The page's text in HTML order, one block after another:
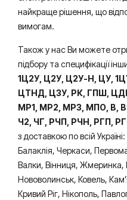
найкраще рішення, що
вимогам.
Також у нас Ви можете
підбору та специфікації
1Ц2У, Ц2У, Ц2У-Н, ЦУ,
ЦТНД, ЦЗУ, РК, ГПШ,
МР1, МР2, МР3, МПО, В,
Ч2, ЧГ, РЧП, РЧН, РГП,
з доставкою по всій
Балаклія, Черкаси,
Валки, Вінниця, Жмеринка,
Нововолинськ, Ковель,
Кривий Ріг, Нікополь,